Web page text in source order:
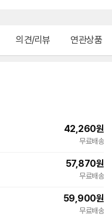
의견/리뷰 연관상품
42,260원
무료배송
57,870원
무료배송
59,900원
무료배송